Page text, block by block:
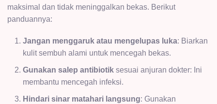
maksimal dan tidak meninggalkan bekas. Berikut
panduannya:
Jangan menggaruk atau mengelupas luka: Biarkan
kulit sembuh alami untuk mencegah bekas.
Gunakan salep antibiotik sesuai anjuran dokter: Ini
membantu mencegah infeksi.
Hindari sinar matahari langsung: Gunakan